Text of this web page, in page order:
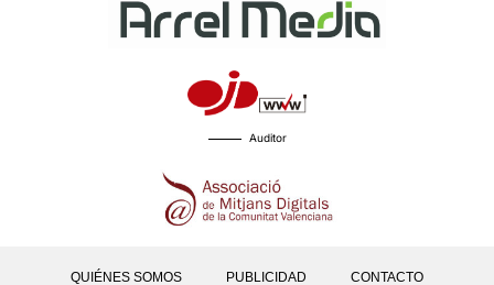
Auditor
QUIÉNES SOMOS PUBLICIDAD CONTACTO